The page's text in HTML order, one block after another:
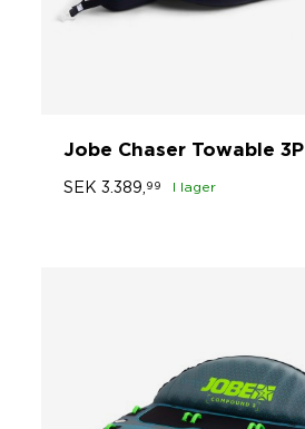
Jobe Chaser Towable 3P
SEK 3.389, 99 I lager